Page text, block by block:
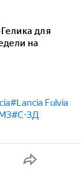
для
на
#Lancia Fulvia
#С-3Д